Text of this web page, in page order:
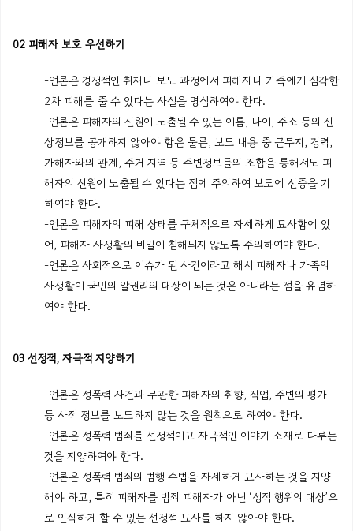
02 피해자 보호 우선하기
-언론은 경쟁적인 취재나 보도 과정에서 피해자나 가족에게 심각한
2차 피해를 줄 수 있다는 사실을 명심하여야 한다.
-언론은 피해자의 신원이 노출될 수 있는 이름, 나이, 주소 등의 신
상정보를 공개하지 않아야 함은 물론, 보도 내용 중 근무지, 경력,
가해자와의 관계, 주거 지역 등 주변정보들의 조합을 통해서도 피
해자의 신원이 노출될 수 있다는 점에 주의하여 보도에 신중을 기
하여야 한다.
-언론은 피해자의 피해 상태를 구체적으로 자세하게 묘사함에 있
어, 피해자 사생활의 비밀이 침해되지 않도록 주의하여야 한다.
-언론은 사회적으로 이슈가 된 사건이라고 해서 피해자나 가족의
사생활이 국민의 알권리의 대상이 되는 것은 아니라는 점을 유념하
여야 한다.
03 선정적, 자극적 지양하기
-언론은 성폭력 사건과 무관한 피해자의 취향, 직업, 주변의 평가
등 사적 정보를 보도하지 않는 것을 원칙으로 하여야 한다.
-언론은 성폭력 범죄를 선정적이고 자극적인 이야기 소재로 다루는
것을 지양하여야 한다.
-언론은 성폭력 범죄의 범행 수법을 자세하게 묘사하는 것을 지양
해야 하고, 특히 피해자를 범죄 피해자가 아닌 ‘성적 행위의 대상’으
로 인식하게 할 수 있는 선정적 묘사를 하지 않아야 한다.